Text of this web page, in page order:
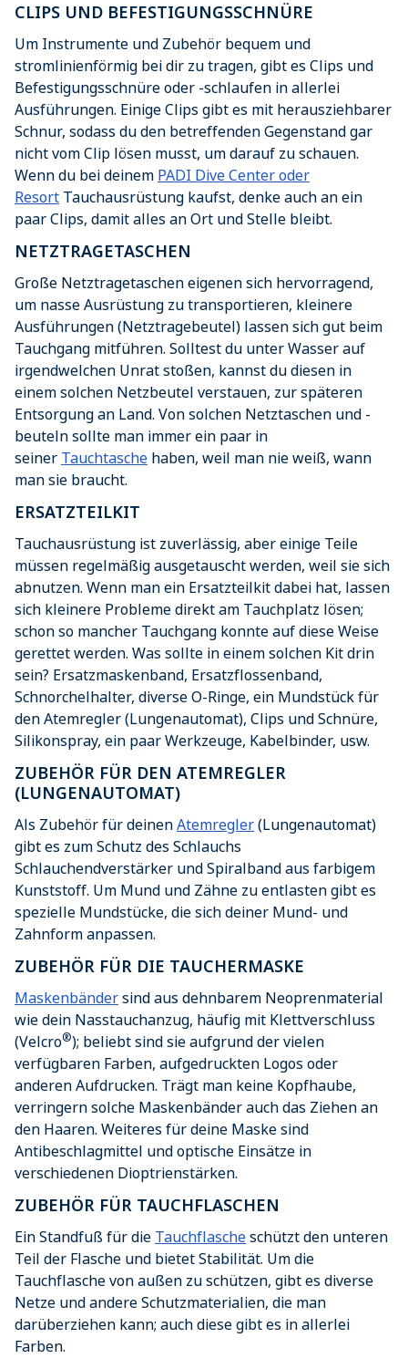
CLIPS UND BEFESTIGUNGSSCHNÜRE
Um Instrumente und Zubehör bequem und
stromlinienförmig bei dir zu tragen, gibt es Clips und
Befestigungsschnüre oder -schlaufen in allerlei
Ausführungen. Einige Clips gibt es mit herausziehbarer
Schnur, sodass du den betreffenden Gegenstand gar
nicht vom Clip lösen musst, um darauf zu schauen.
Wenn du bei deinem PADI Dive Center oder
Resort Tauchausrüstung kaufst, denke auch an ein
paar Clips, damit alles an Ort und Stelle bleibt.
NETZTRAGETASCHEN
Große Netztragetaschen eigenen sich hervorragend,
um nasse Ausrüstung zu transportieren, kleinere
Ausführungen (Netztragebeutel) lassen sich gut beim
Tauchgang mitführen. Solltest du unter Wasser auf
irgendwelchen Unrat stoßen, kannst du diesen in
einem solchen Netzbeutel verstauen, zur späteren
Entsorgung an Land. Von solchen Netztaschen und -
beuteln sollte man immer ein paar in
seiner Tauchtasche haben, weil man nie weiß, wann
man sie braucht.
ERSATZTEILKIT
Tauchausrüstung ist zuverlässig, aber einige Teile
müssen regelmäßig ausgetauscht werden, weil sie sich
abnutzen. Wenn man ein Ersatzteilkit dabei hat, lassen
sich kleinere Probleme direkt am Tauchplatz lösen;
schon so mancher Tauchgang konnte auf diese Weise
gerettet werden. Was sollte in einem solchen Kit drin
sein? Ersatzmaskenband, Ersatzflossenband,
Schnorchelhalter, diverse O-Ringe, ein Mundstück für
den Atemregler (Lungenautomat), Clips und Schnüre,
Silikonspray, ein paar Werkzeuge, Kabelbinder, usw.
ZUBEHÖR FÜR DEN ATEMREGLER
(LUNGENAUTOMAT)
Als Zubehör für deinenAtemregler(Lungenautomat)
gibt es zum Schutz des Schlauchs
Schlauchendverstärker und Spiralband aus farbigem
Kunststoff. Um Mund und Zähne zu entlasten gibt es
spezielle Mundstücke, die sich deiner Mund- und
Zahnform anpassen.
ZUBEHÖR FÜR DIE TAUCHERMASKE
Maskenbändersind aus dehnbarem Neoprenmaterial
wie dein Nasstauchanzug, häufig mit Klettverschluss
(Velcro®); beliebt sind sie aufgrund der vielen
verfügbaren Farben, aufgedruckten Logos oder
anderen Aufdrucken. Trägt man keine Kopfhaube,
verringern solche Maskenbänder auch das Ziehen an
den Haaren. Weiteres für deine Maske sind
Antibeschlagmittel und optische Einsätze in
verschiedenen Dioptrienstärken.
ZUBEHÖR FÜR TAUCHFLASCHEN
Ein Standfuß für die Tauchflascheschützt den unteren
Teil der Flasche und bietet Stabilität. Um die
Tauchflasche von außen zu schützen, gibt es diverse
Netze und andere Schutzmaterialien, die man
darüberziehen kann; auch diese gibt es in allerlei
Farben.